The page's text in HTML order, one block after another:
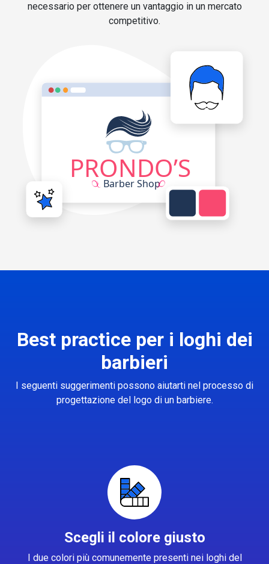
necessario per ottenere un vantaggio in un mercato
competitivo.
Best practice per i loghi dei
barbieri
I seguenti suggerimenti possono aiutarti nel processo di
progettazione del logo di un barbiere.
Scegli il colore giusto
I due colori più comunemente presenti nei loghi del